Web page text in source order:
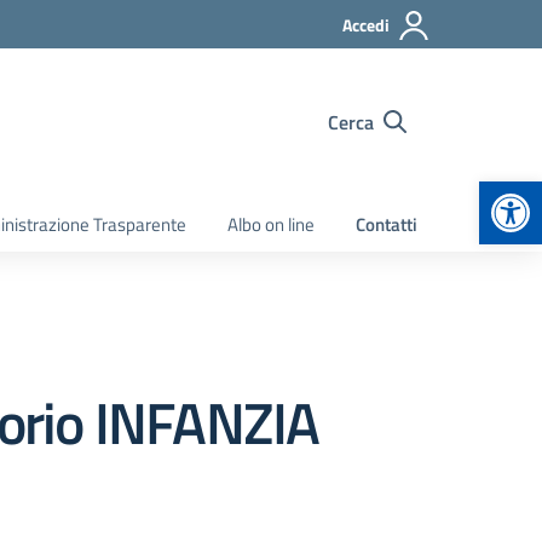
Accedi
Cerca
Trasparente Albo on line Contatti
INFANZIA